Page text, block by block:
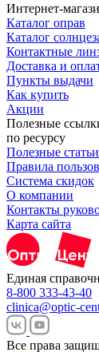
Интернет-
Каталог оправ
Каталог
Контактные
Доставка и
Пункты выдачи
Как купить
Акции
Полезные
по ресурсу
Полезные статьи
Правила
Система скидок
О компании
Контакты
Карта сайта
Единая
8-800 333-43-40
clinica@optic-
Все права